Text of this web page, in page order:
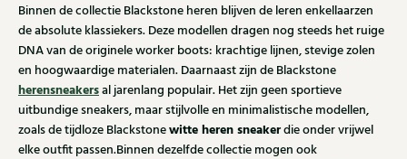
Binnen de collectie Blackstone heren blijven de leren enkellaarzen
de absolute klassiekers. Deze modellen dragen nog steeds het ruige
DNA van de originele worker boots: krachtige lijnen, stevige zolen
en hoogwaardige materialen. Daarnaast zijn de Blackstone
herensneakersal jarenlang populair. Het zijn geen sportieve
uitbundige sneakers, maar stijlvolle en minimalistische modellen,
zoals de tijdloze Blackstonewitte heren sneakerdie onder vrijwel
elke outfit passen.Binnen dezelfde collectie mogen ook